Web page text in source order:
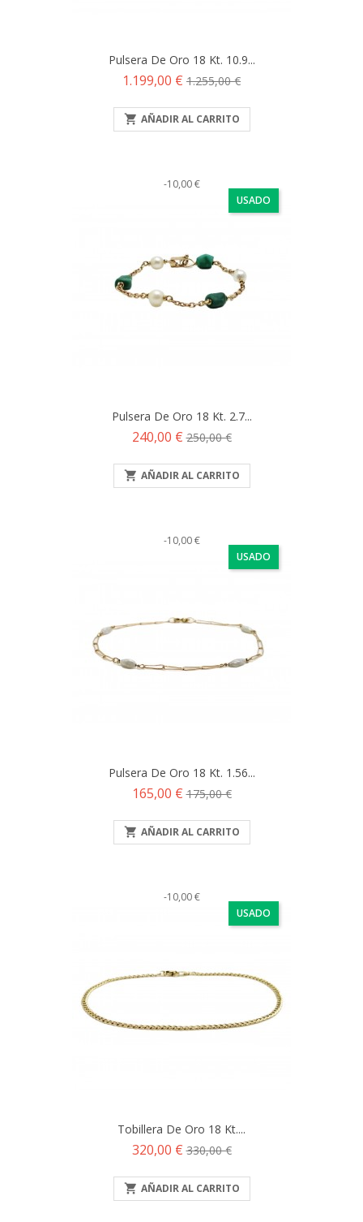
Pulsera De Oro 18 Kt. 10.9...
Precio
1.199,00 € Precio
1.255,00 €
 AÑADIR AL CARRITO
USADO
-10,00 €
Pulsera De Oro 18 Kt. 2.7...
Precio
240,00 €Precio
250,00 €
 AÑADIR AL CARRITO
USADO
-10,00 €
Pulsera De Oro 18 Kt. 1.56...
Precio
165,00 €Precio
175,00 €
 AÑADIR AL CARRITO
USADO
-10,00 €
Tobillera De Oro 18 Kt....
Precio
320,00 €Precio
330,00 €
 AÑADIR AL CARRITO